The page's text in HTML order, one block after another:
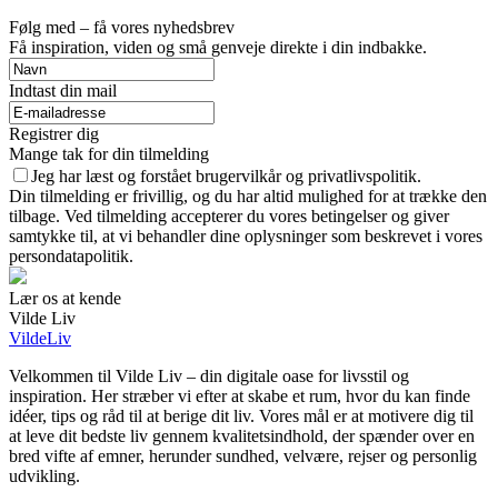
Følg med – få vores nyhedsbrev
Få inspiration, viden og små genveje direkte i din indbakke.
Indtast din mail
Registrer dig
Mange tak for din tilmelding
Jeg har læst og forstået brugervilkår og privatlivspolitik.
Din tilmelding er frivillig, og du har altid mulighed for at trække den
tilbage. Ved tilmelding accepterer du vores betingelser og giver
samtykke til, at vi behandler dine oplysninger som beskrevet i vores
persondatapolitik.
Lær os at kende
Vilde Liv
VildeLiv
Velkommen til Vilde Liv – din digitale oase for livsstil og
inspiration. Her stræber vi efter at skabe et rum, hvor du kan finde
idéer, tips og råd til at berige dit liv. Vores mål er at motivere dig til
at leve dit bedste liv gennem kvalitetsindhold, der spænder over en
bred vifte af emner, herunder sundhed, velvære, rejser og personlig
udvikling.